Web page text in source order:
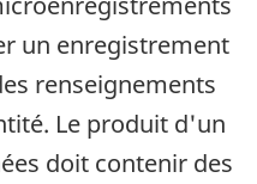
un enregistrement
renseignements
Le produit d'un
doit contenir des